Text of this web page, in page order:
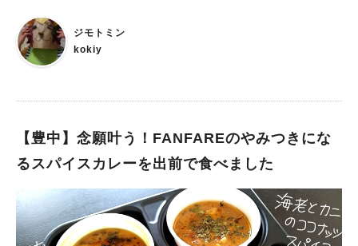
中庄内で出店できて大変うれしいです。 以前からのファンの方
はもちろん、ひとり焼肉でダイリキのお肉を食べていただき、
新しい方にもダイリキを知っていただけたら」と森川さん。 帰
テーキです♪ また来ますね！
ジモトミン
kokiy
【豊中】念願叶う！FANFAREのやみつきにな
るスパイスカレーを出前で食べました